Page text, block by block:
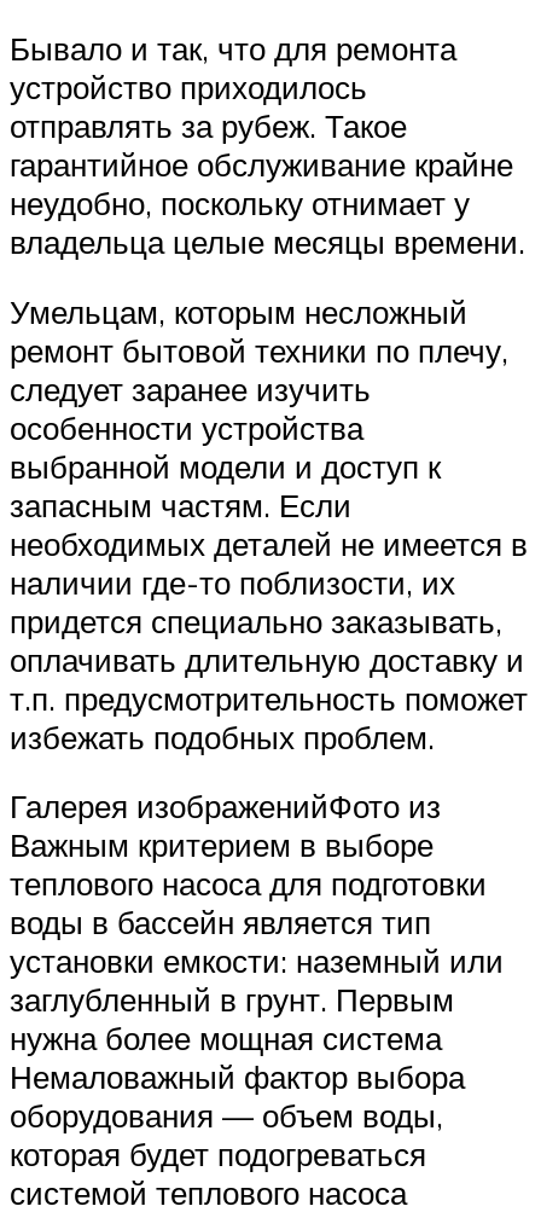
Бывало и так, что для ремонта
устройство приходилось
отправлять за рубеж. Такое
гарантийное обслуживание крайне
неудобно, поскольку отнимает у
владельца целые месяцы времени.
Умельцам, которым несложный
ремонт бытовой техники по плечу,
следует заранее изучить
особенности устройства
выбранной модели и доступ к
запасным частям. Если
необходимых деталей не имеется в
наличии где-то поблизости, их
придется специально заказывать,
оплачивать длительную доставку и
т.п. предусмотрительность поможет
избежать подобных проблем.
Галерея изображенийФото из
Важным критерием в выборе
теплового насоса для подготовки
воды в бассейн является тип
установки емкости: наземный или
заглубленный в грунт. Первым
нужна более мощная система
Немаловажный фактор выбора
оборудования — объем воды,
которая будет подогреваться
системой теплового насоса